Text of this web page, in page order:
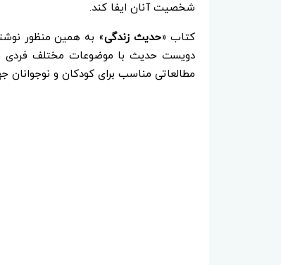
شخصیت آنان ایفا کند.
کتاب «حدیث زندگی» به همین منظور
دویست حدیث با موضوعات مختلف فردی و
مطالعاتی مناسب برای کودکان و